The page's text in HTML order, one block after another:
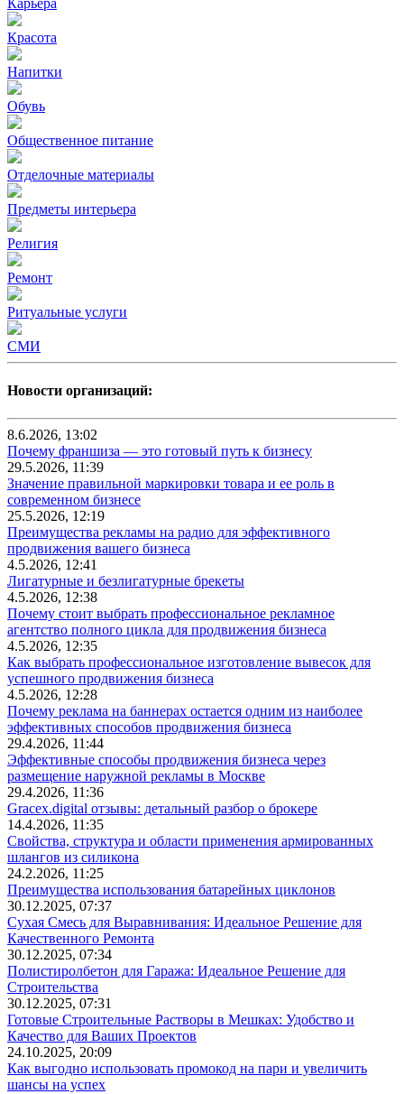
Красота
Напитки
Обувь
Общественное питание
Отделочные материалы
Предметы интерьера
Религия
Ремонт
Ритуальные услуги
СМИ
Новости организаций:
8.6.2026, 13:02
Почему франшиза — это готовый путь к бизнесу
29.5.2026, 11:39
Значение правильной маркировки товара и ее роль в
современном бизнесе
25.5.2026, 12:19
Преимущества рекламы на радио для эффективного
продвижения вашего бизнеса
4.5.2026, 12:41
Лигатурные и безлигатурные брекеты
4.5.2026, 12:38
Почему стоит выбрать профессиональное рекламное
агентство полного цикла для продвижения бизнеса
4.5.2026, 12:35
Как выбрать профессиональное изготовление вывесок для
успешного продвижения бизнеса
4.5.2026, 12:28
Почему реклама на баннерах остается одним из наиболее
эффективных способов продвижения бизнеса
29.4.2026, 11:44
Эффективные способы продвижения бизнеса через
размещение наружной рекламы в Москве
29.4.2026, 11:36
Gracex.digital отзывы: детальный разбор о брокере
14.4.2026, 11:35
Свойства, структура и области применения армированных
шлангов из силикона
24.2.2026, 11:25
Преимущества использования батарейных циклонов
30.12.2025, 07:37
Сухая Смесь для Выравнивания: Идеальное Решение для
Качественного Ремонта
30.12.2025, 07:34
Полистиролбетон для Гаража: Идеальное Решение для
Строительства
30.12.2025, 07:31
Готовые Строительные Растворы в Мешках: Удобство и
Качество для Ваших Проектов
24.10.2025, 20:09
Как выгодно использовать промокод на пари и увеличить
шансы на успех